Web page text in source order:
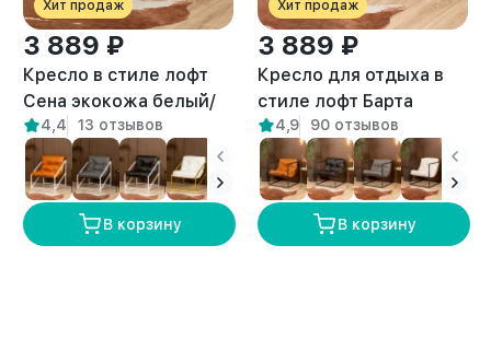
Хит продаж
3 889 ₽
Кресло в стиле лофт
Сена экокожа белый/
белый
4,4 13 отзывов
В корзину
Хит продаж
3 889 ₽
Кресло для отдыха в
стиле лофт Барта
белый/белый
4,9 90 отзывов
В корзину